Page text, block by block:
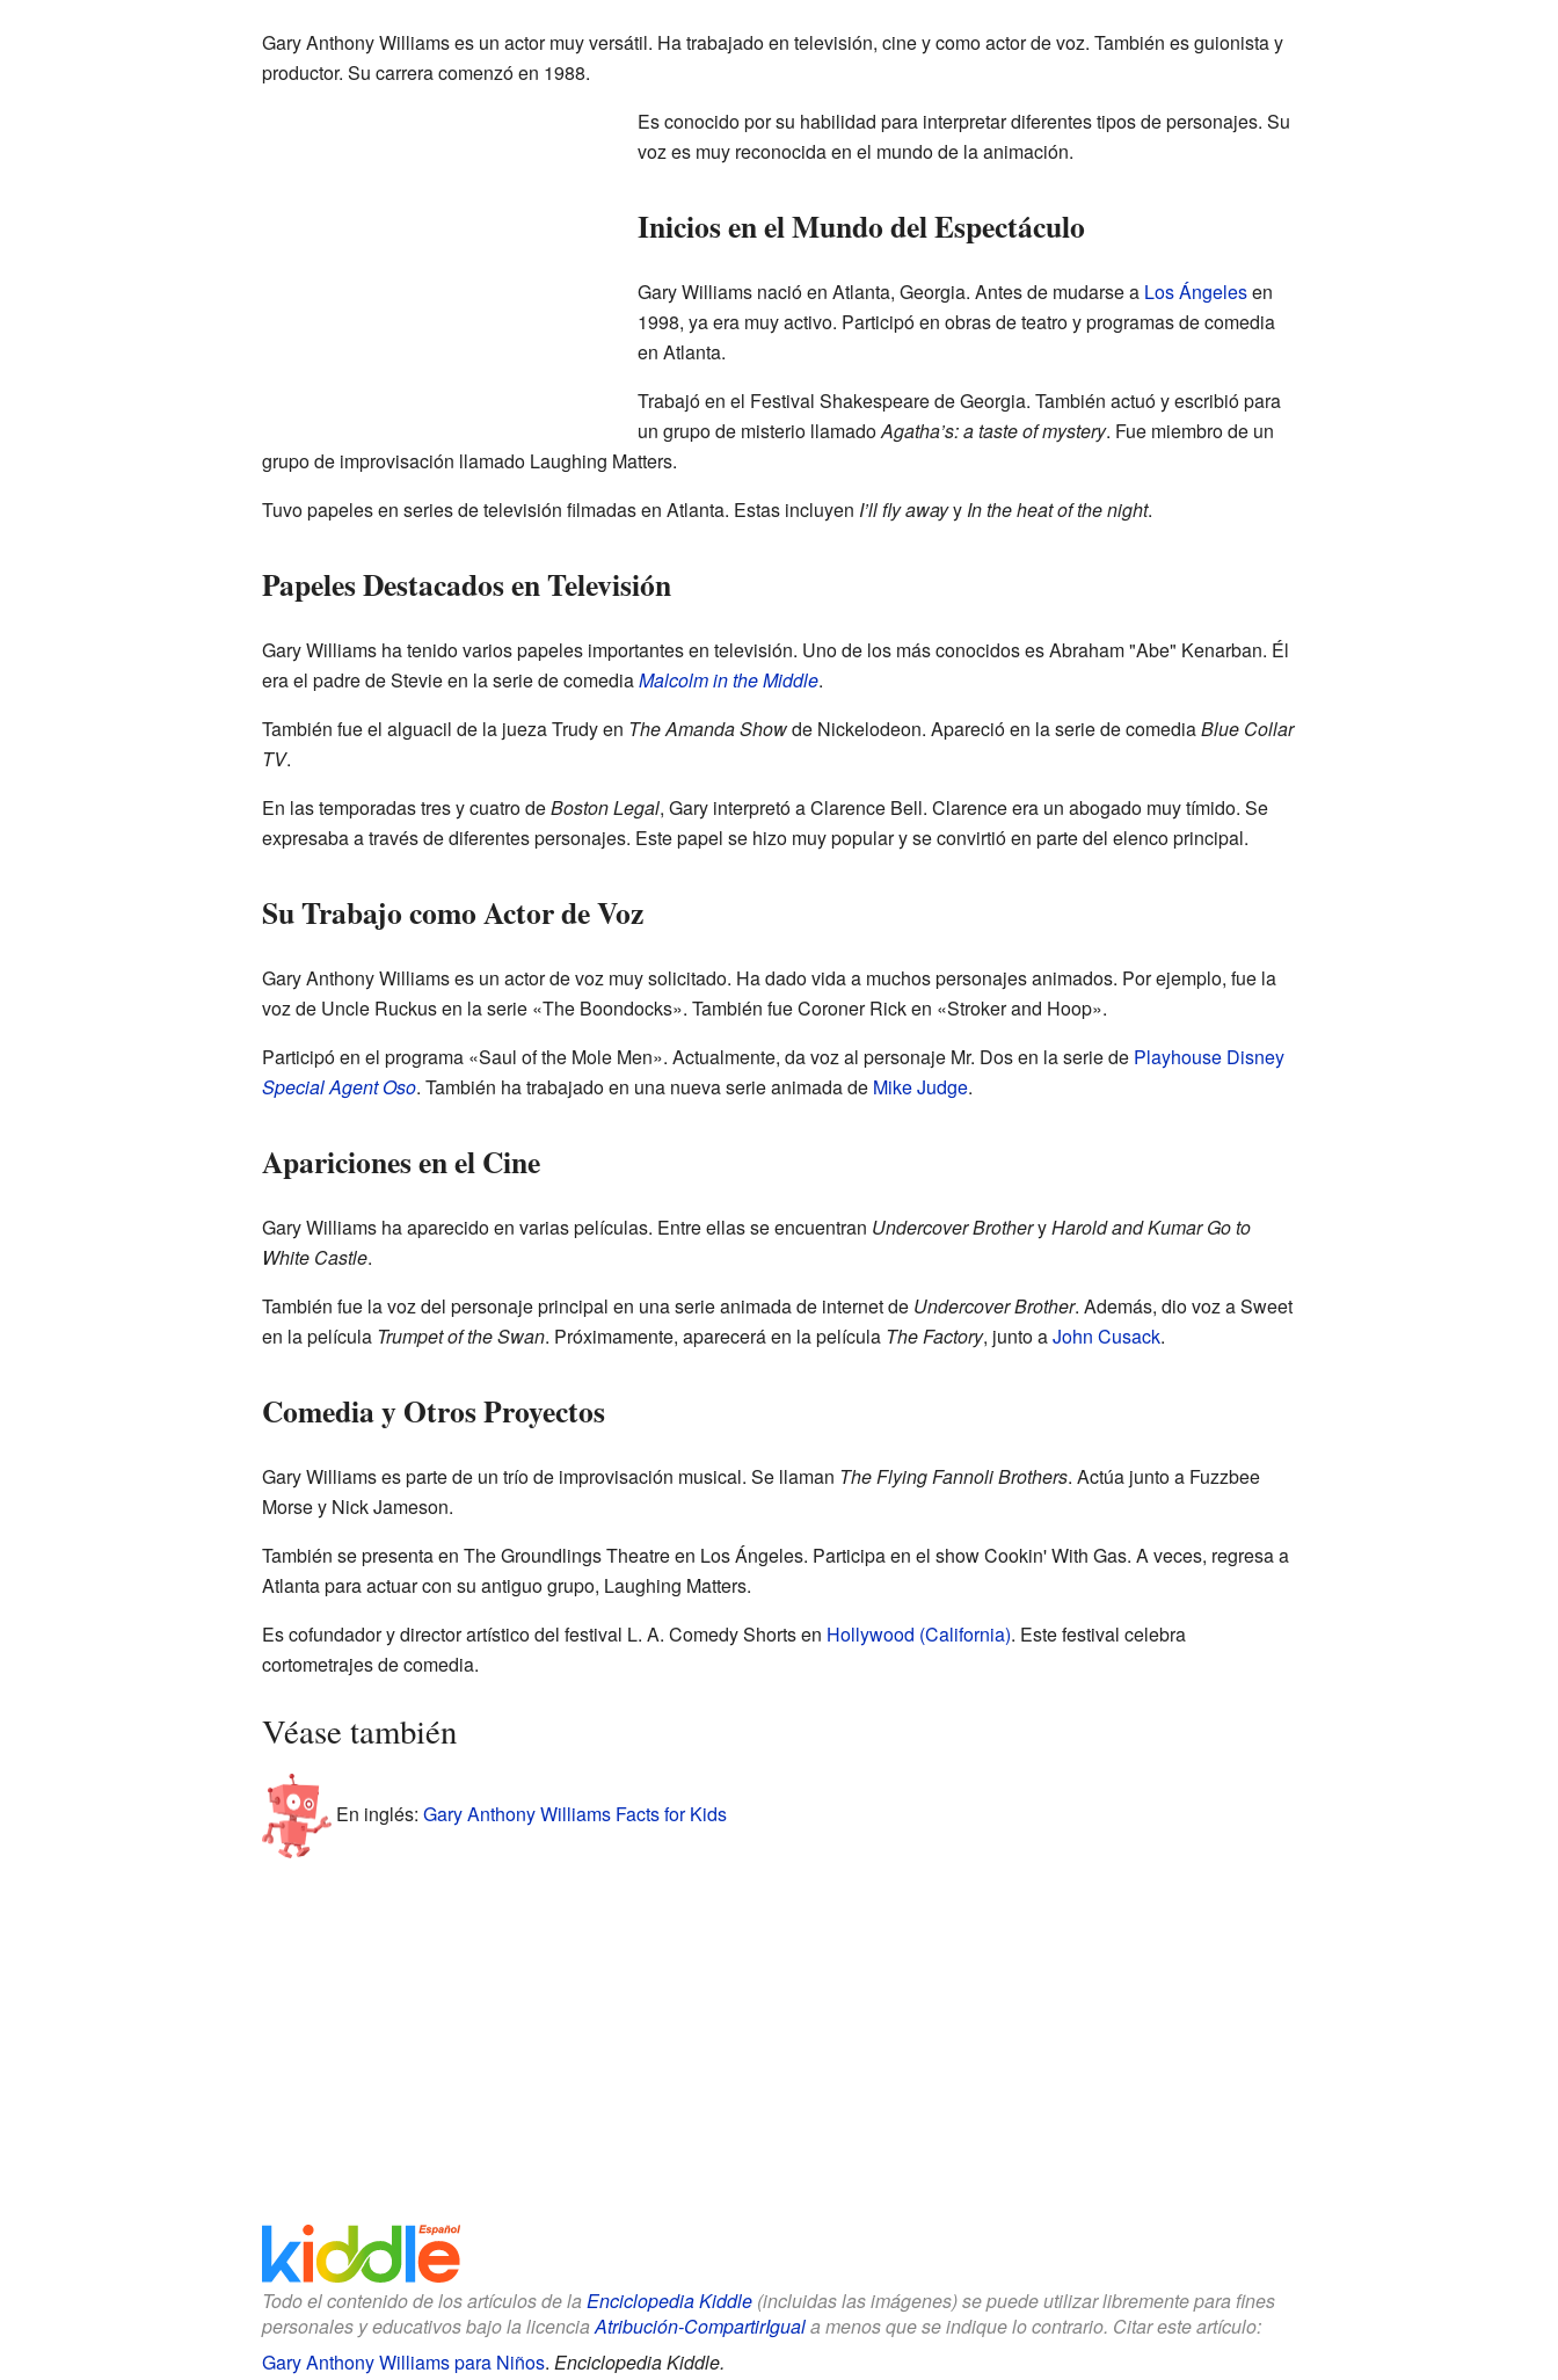
Gary Anthony Williams es un actor muy versátil. Ha trabajado en televisión, cine y como actor de voz. También es guionista y
productor. Su carrera comenzó en 1988.
Es conocido por su habilidad para interpretar diferentes tipos de personajes. Su
voz es muy reconocida en el mundo de la animación.
Inicios en el Mundo del Espectáculo
Gary Williams nació en Atlanta, Georgia. Antes de mudarse a Los Ángelesen
1998, ya era muy activo. Participó en obras de teatro y programas de comedia
en Atlanta.
Trabajó en el Festival Shakespeare de Georgia. También actuó y escribió para
un grupo de misterio llamadoAgatha’s: a taste of mystery. Fue miembro de un
grupo de improvisación llamado Laughing Matters.
Tuvo papeles en series de televisión filmadas en Atlanta. Estas incluyen I’ll fly awayy In the heat of the night.
Papeles Destacados en Televisión
Gary Williams ha tenido varios papeles importantes en televisión. Uno de los más conocidos es Abraham "Abe" Kenarban. Él
era el padre de Stevie en la serie de comediaMalcolm in the Middle.
También fue el alguacil de la jueza Trudy en The Amanda Showde Nickelodeon. Apareció en la serie de comediaBlue Collar
TV.
En las temporadas tres y cuatro deBoston Legal, Gary interpretó a Clarence Bell. Clarence era un abogado muy tímido. Se
expresaba a través de diferentes personajes. Este papel se hizo muy popular y se convirtió en parte del elenco principal.
Su Trabajo como Actor de Voz
Gary Anthony Williams es un actor de voz muy solicitado. Ha dado vida a muchos personajes animados. Por ejemplo, fue la
voz de Uncle Ruckus en la serie «The Boondocks». También fue Coroner Rick en «Stroker and Hoop».
Participó en el programa «Saul of the Mole Men». Actualmente, da voz al personaje Mr. Dos en la serie de Playhouse Disney
Special Agent Oso. También ha trabajado en una nueva serie animada de Mike Judge.
Apariciones en el Cine
Gary Williams ha aparecido en varias películas. Entre ellas se encuentran Undercover BrotheryHarold and Kumar Go to
White Castle.
También fue la voz del personaje principal en una serie animada de internet de Undercover Brother. Además, dio voz a Sweet
en la película Trumpet of the Swan. Próximamente, aparecerá en la película The Factory, junto aJohn Cusack.
Comedia y Otros Proyectos
Gary Williams es parte de un trío de improvisación musical. Se llaman The Flying Fannoli Brothers. Actúa junto a Fuzzbee
Morse y Nick Jameson.
También se presenta en The Groundlings Theatre en Los Ángeles. Participa en el show Cookin' With Gas. A veces, regresa a
Atlanta para actuar con su antiguo grupo, Laughing Matters.
Es cofundador y director artístico del festival L. A. Comedy Shorts en Hollywood (California). Este festival celebra
cortometrajes de comedia.
Véase también
En inglés: Gary Anthony Williams Facts for Kids
Todo el contenido de los artículos de la Enciclopedia Kiddle(incluidas las imágenes) se puede utilizar libremente para fines
personales y educativos bajo la licenciaAtribución-CompartirIguala menos que se indique lo contrario. Citar este artículo:
Gary Anthony Williams para Niños. Enciclopedia Kiddle.